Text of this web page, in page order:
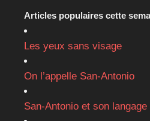
Articles populaires cette
Les yeux sans visage
On l’appelle San-Antonio
San-Antonio et son